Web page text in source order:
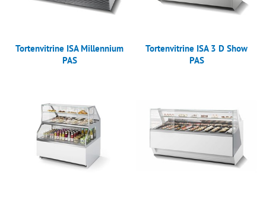
Tortenvitrine ISA Millennium
PAS
Tortenvitrine ISA 3 D Show
PAS